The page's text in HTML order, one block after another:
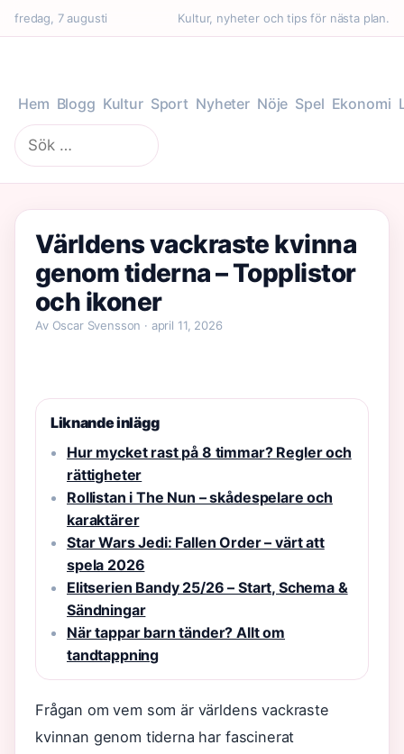
fredag, 7 augusti Kultur, nyheter och tips för nästa plan.
Hem Blogg Kultur Sport Nyheter Nöje Spel Ekonomi
Sök
efter:
Världens vackraste kvinna
genom tiderna – Topplistor
och ikoner
Av Oscar Svensson · april 11, 2026
Liknande inlägg
Hur mycket rast på 8 timmar? Regler och
rättigheter
Rollistan i The Nun – skådespelare och
karaktärer
Star Wars Jedi: Fallen Order – värt att
spela 2026
Elitserien Bandy 25/26 – Start, Schema &
Sändningar
När tappar barn tänder? Allt om
tandtappning
Frågan om vem som är världens vackraste
kvinnan genom tiderna har fascinerat